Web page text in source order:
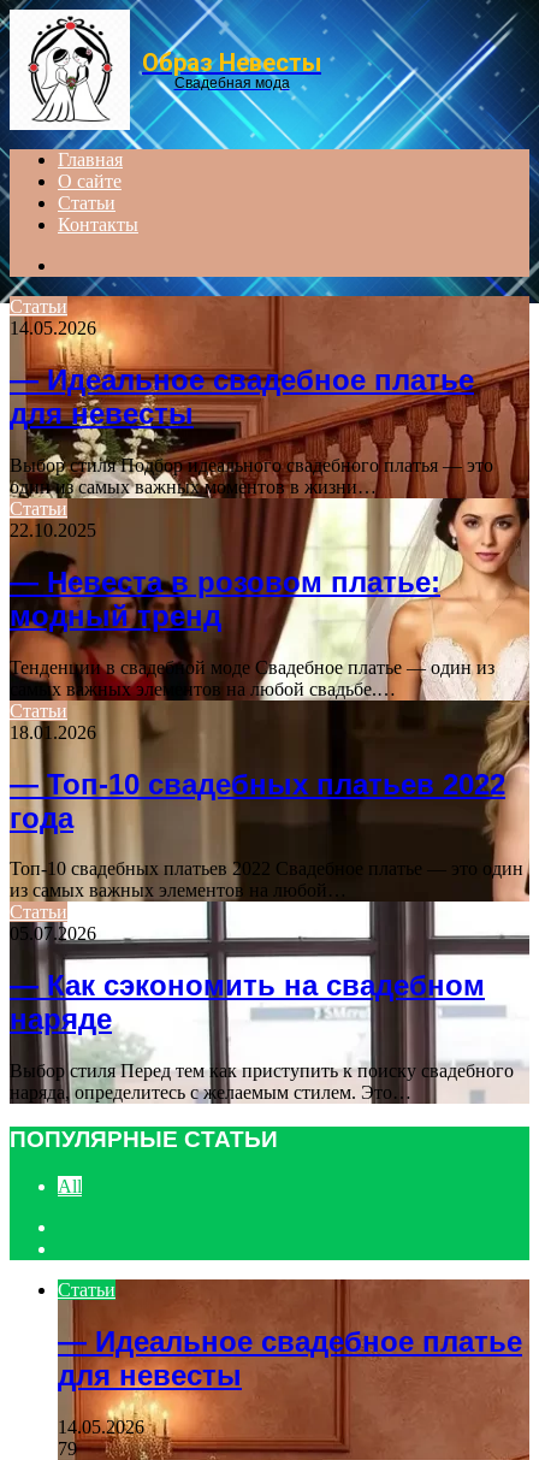
Menu
Образ Невесты
Свадебная мода
Главная
О сайте
Статьи
Контакты
Статьи
14.05.2026
— Идеальное свадебное платье
для невесты
Выбор стиля Подбор идеального свадебного платья — это
один из самых важных моментов в жизни…
Статьи
22.10.2025
— Невеста в розовом платье:
модный тренд
Тенденции в свадебной моде Свадебное платье — один из
самых важных элементов на любой свадьбе.…
Статьи
18.01.2026
— Топ-10 свадебных платьев 2022
года
Топ-10 свадебных платьев 2022 Свадебное платье — это один
из самых важных элементов на любой…
Статьи
05.07.2026
— Как сэкономить на свадебном
наряде
Выбор стиля Перед тем как приступить к поиску свадебного
наряда, определитесь с желаемым стилем. Это…
ПОПУЛЯРНЫЕ СТАТЬИ
All
Статьи
— Идеальное свадебное платье
для невесты
14.05.2026
79